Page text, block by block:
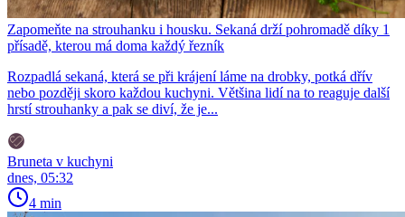
Zapomeňte na strouhanku i housku. Sekaná drží pohromadě díky 1
přísadě, kterou má doma každý řezník
Rozpadlá sekaná, která se při krájení láme na drobky, potká dřív
nebo později skoro každou kuchyni. Většina lidí na to reaguje další
hrstí strouhanky a pak se diví, že je...
Bruneta v kuchyni
dnes, 05:32
4 min